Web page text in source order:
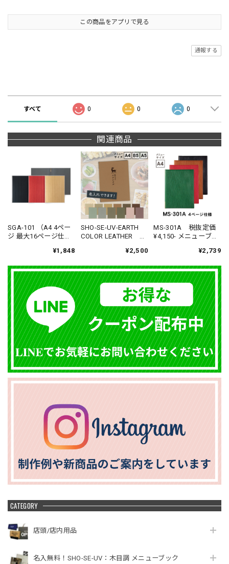
CATEGORY
店頭/店内用品
名入無料！SHO-SE-UV：木目調 メニューブック
この商品をアプリで見る
通報する
すべて 0 0 0
関連商品
SGA-101 （A4 4ペー
ジ 最大16ページ仕様
兼用メニューブッ
ビ） A4対応
¥1,848
SHO-SE-UV-EARTH
COLOR LEATHER
応） NEW オリジナ
ーブック （受注生
産品）
¥2,500
MS-301A 税抜定価
¥4,150- メニューブッ
¥2,739